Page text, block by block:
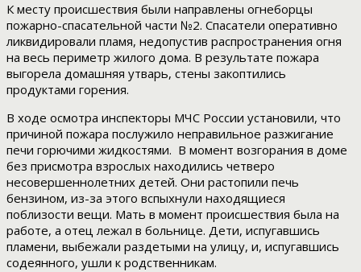
К месту происшествия были направлены огнеборцы
пожарно-спасательной части №2. Спасатели оперативно
ликвидировали пламя, недопустив распространения огня
на весь периметр жилого дома. В результате пожара
выгорела домашняя утварь, стены закоптились
продуктами горения.
В ходе осмотра инспекторы МЧС России установили, что
причиной пожара послужило неправильное разжигание
печи горючими жидкостями. В момент возгорания в доме
без присмотра взрослых находились четверо
несовершеннолетних детей. Они растопили печь
бензином, из-за этого вспыхнули находящиеся
поблизости вещи. Мать в момент происшествия была на
работе, а отец лежал в больнице. Дети, испугавшись
пламени, выбежали раздетыми на улицу, и, испугавшись
содеянного, ушли к родственникам.